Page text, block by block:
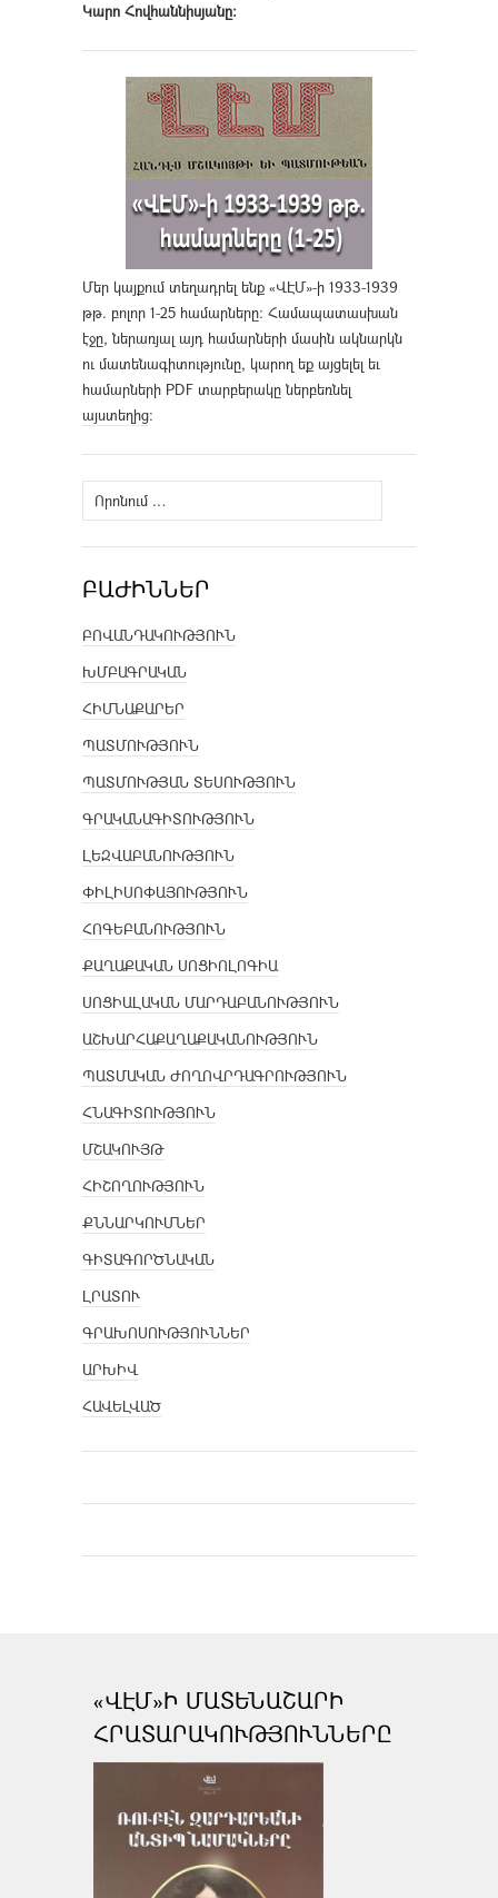
Կարո Հովհաննիսյանը։
Մեր կայքում տեղադրել ենք «ՎԷՄ»-ի 1933-1939
թթ. բոլոր 1-25 համարները։ Համապատասխան
էջը, ներառյալ այդ համարների մասին ակնարկն
ու մատենագիտությունը, կարող եք այցելել եւ
համարների PDF տարբերակը ներբեռնել
այստեղից։
Որոնել՝
ԲԱԺԻՆՆԵՐ
ԲՈՎԱՆԴԱԿՈՒԹՅՈՒՆ
ԽՄԲԱԳՐԱԿԱՆ
ՀԻՄՆԱՔԱՐԵՐ
ՊԱՏՄՈՒԹՅՈՒՆ
ՊԱՏՄՈՒԹՅԱՆ ՏԵՍՈՒԹՅՈՒՆ
ԳՐԱԿԱՆԱԳԻՏՈՒԹՅՈՒՆ
ԼԵԶՎԱԲԱՆՈՒԹՅՈՒՆ
ՓԻԼԻՍՈՓԱՅՈՒԹՅՈՒՆ
ՀՈԳԵԲԱՆՈՒԹՅՈՒՆ
ՔԱՂԱՔԱԿԱՆ ՍՈՑԻՈԼՈԳԻԱ
ՍՈՑԻԱԼԱԿԱՆ ՄԱՐԴԱԲԱՆՈՒԹՅՈՒՆ
ԱՇԽԱՐՀԱՔԱՂԱՔԱԿԱՆՈՒԹՅՈՒՆ
ՊԱՏՄԱԿԱՆ ԺՈՂՈՎՐԴԱԳՐՈՒԹՅՈՒՆ
ՀՆԱԳԻՏՈՒԹՅՈՒՆ
ՄՇԱԿՈՒՅԹ
ՀԻՇՈՂՈՒԹՅՈՒՆ
ՔՆՆԱՐԿՈՒՄՆԵՐ
ԳԻՏԱԳՈՐԾՆԱԿԱՆ
ԼՐԱՏՈՒ
ԳՐԱԽՈՍՈՒԹՅՈՒՆՆԵՐ
ԱՐԽԻՎ
ՀԱՎԵԼՎԱԾ
«ՎԷՄ»Ի ՄԱՏԵՆԱՇԱՐԻ
ՀՐԱՏԱՐԱԿՈՒԹՅՈՒՆՆԵՐԸ